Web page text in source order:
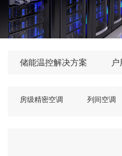
储能温控解决方案
房级精密空调 列间空调